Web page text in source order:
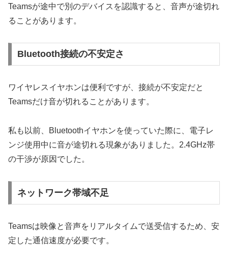
Teamsが途中で別のデバイスを認識すると、音声が途切れ
ることがあります。
Bluetooth接続の不安定さ
ワイヤレスイヤホンは便利ですが、接続が不安定だと
Teamsだけ音が切れることがあります。
私も以前、Bluetoothイヤホンを使っていた際に、電子レ
ンジ使用中に音が途切れる現象がありました。2.4GHz帯
の干渉が原因でした。
ネットワーク帯域不足
Teamsは映像と音声をリアルタイムで送受信するため、安
定した通信速度が必要です。